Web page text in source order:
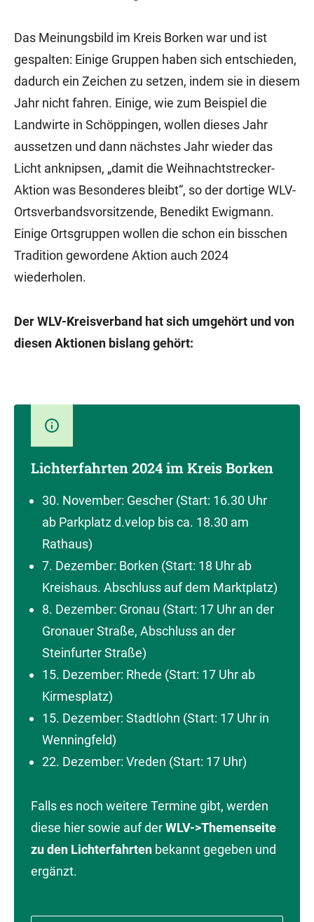
Das Meinungsbild im Kreis Borken war und ist
gespalten: Einige Gruppen haben sich entschieden,
dadurch ein Zeichen zu setzen, indem sie in diesem
Jahr nicht fahren. Einige, wie zum Beispiel die
Landwirte in Schöppingen, wollen dieses Jahr
aussetzen und dann nächstes Jahr wieder das
Licht anknipsen, „damit die Weihnachtstrecker-
Aktion was Besonderes bleibt“, so der dortige WLV-
Ortsverbandsvorsitzende, Benedikt Ewigmann.
Einige Ortsgruppen wollen die schon ein bisschen
Tradition gewordene Aktion auch 2024
wiederholen.
Der WLV-Kreisverband hat sich umgehört und von
diesen Aktionen bislang gehört:
Lichterfahrten 2024 im Kreis Borken
30. November: Gescher (Start: 16.30 Uhr
ab Parkplatz d.velop bis ca. 18.30 am
Rathaus)
7. Dezember: Borken (Start: 18 Uhr ab
Kreishaus. Abschluss auf dem Marktplatz)
8. Dezember: Gronau (Start: 17 Uhr an der
Gronauer Straße, Abschluss an der
Steinfurter Straße)
15. Dezember: Rhede (Start: 17 Uhr ab
Kirmesplatz)
15. Dezember: Stadtlohn (Start: 17 Uhr in
Wenningfeld)
22. Dezember: Vreden (Start: 17 Uhr)
Falls es noch weitere Termine gibt, werden
diese hier sowie auf derWLV->Themenseite
zu den Lichterfahrten bekannt gegeben und
ergänzt.